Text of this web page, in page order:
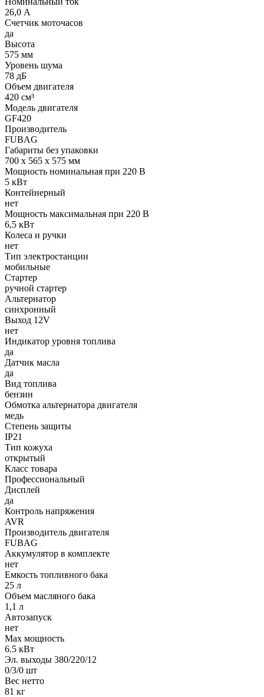
26,0 А
Счетчик моточасов
да
Высота
575 мм
Уровень шума
78 дБ
Объем двигателя
420 см³
Модель двигателя
GF420
Производитель
FUBAG
Габариты без упаковки
700 х 565 х 575 мм
Мощность номинальная при 220 В
5 кВт
Контейнерный
нет
Мощность максимальная при 220 В
6,5 кВт
Колеса и ручки
нет
Тип электростанции
мобильные
Стартер
ручной стартер
Альтернатор
синхронный
Выход 12V
нет
Индикатор уровня топлива
да
Датчик масла
да
Вид топлива
бензин
Обмотка альтернатора двигателя
медь
Степень защиты
IP21
Тип кожуха
открытый
Класс товара
Профессиональный
Дисплей
да
Контроль напряжения
AVR
Производитель двигателя
FUBAG
Аккумулятор в комплекте
нет
Емкость топливного бака
25 л
Объем масляного бака
1,1 л
Автозапуск
нет
Max мощность
6.5 кВт
Эл. выходы 380/220/12
0/3/0 шт
Вес нетто
81 кг